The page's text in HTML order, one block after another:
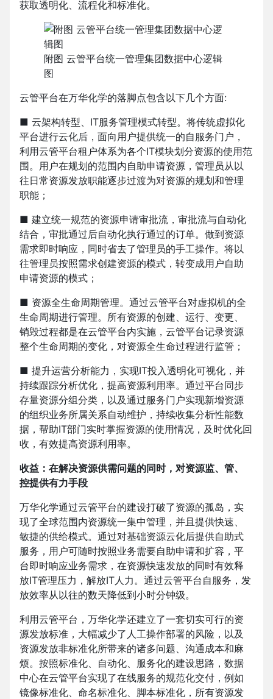
获取透明化、流程化和标准化。
附图 云管平台统一管理集团数据中心逻辑
图
云管平台在万华化学的落脚点包含以下几个方面:
■ 云架构转型、IT服务管理模式转型。将传统虚拟化
平台进行云化后，面向用户提供统一的自服务门户，
利用云管平台租户体系为各个IT模块划分资源的使用范
围。用户在规划的范围内自助申请资源，管理员从以
往日常资源发放职能逐步过渡为对资源的规划和管理
职能；
■ 建立统一规范的资源申请审批流，审批流与自动化
结合，审批通过后自动化执行通过的订单。做到资源
需求即时响应，同时省去了管理员的手工操作。将以
往管理员按照需求创建资源的模式，转变成用户自助
申请资源的模式；
■ 资源全生命周期管理。通过云管平台对虚拟机的全
生命周期进行管理。所有资源的创建、运行、变更、
销毁过程都是在云管平台内实施，云管平台记录资源
整个生命周期的变化，对资源全生命过程进行监管；
■ 提升运营分析能力，实现IT投入透明化可视化，并
持续跟踪分析优化，提高资源利用率。通过平台同步
存量资源分组分类，以及通过服务门户实现新增资源
的组织业务所属关系自动维护，持续收集分析性能数
据，帮助IT部门实时掌握资源的使用情况，及时优化回
收，有效提高资源利用率。
收益：在解决资源供需问题的同时，对资源监、管、
控提供有力手段
万华化学通过云管平台的建设打破了资源的孤岛，实
现了全球范围内资源统一集中管理，并且提供快速、
敏捷的供给模式。通过对基础资源云化后提供自助式
服务，用户可随时按照业务需要自助申请和扩容，平
台即时响应业务需求，在资源快速发放的同时有效释
放IT管理压力，解放IT人力。通过云管平台自服务，发
放效率从以往的数天降低到小时分钟级。
利用云管平台，万华化学还建立了一套切实可行的资
源发放标准，大幅减少了人工操作部署的风险，以及
资源发放非标准化所带来的诸多问题、沟通成本和麻
烦。按照标准化、自动化、服务化的建设思路，数据
中心在云管平台实现了在线服务的规范化交付，例如
镜像标准化、命名标准化、脚本标准化，所有资源发